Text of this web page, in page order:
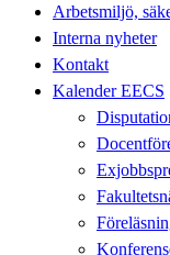
Arbetsmiljö,
Interna nyheter
Kontakt
Kalender EECS